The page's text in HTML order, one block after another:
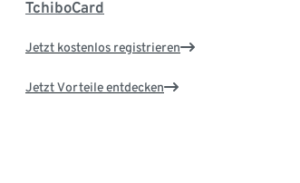
TchiboCard
Jetzt kostenlos registrieren
Jetzt Vorteile entdecken